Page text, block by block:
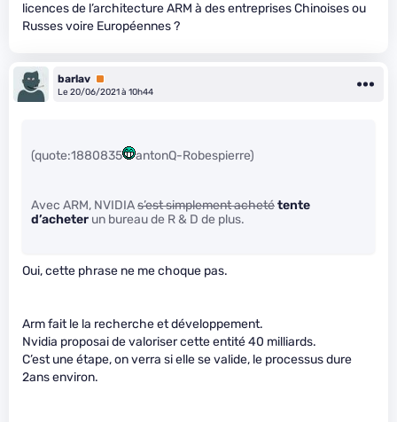
licences de l’architecture ARM à des entreprises Chinoises ou
Russes voire Européennes ?
barlav Premium
Le 20/06/2021 à 10h44
(quote:1880835 antonQ-Robespierre)
Avec ARM, NVIDIAs’est simplement achetétente
d’acheter un bureau de R & D de plus.
Oui, cette phrase ne me choque pas.
Arm fait le la recherche et développement.
Nvidia proposai de valoriser cette entité 40 milliards.
C’est une étape, on verra si elle se valide, le processus dure
2ans environ.